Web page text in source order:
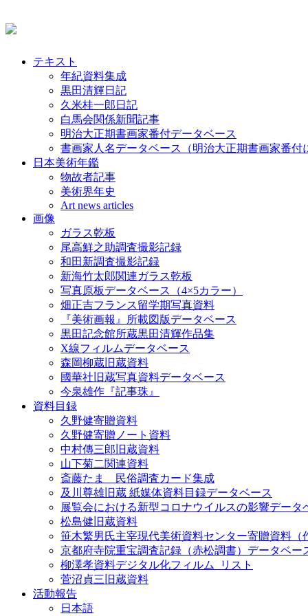
テキスト
年紀資料集成
黒田清輝日記
久米桂一郎日記
白馬会関係新聞記事
明治大正期書画家番付データベース
書画家人名データベース（明治大正期書画家番付
日本美術年鑑
物故者記事
美術界年史
Art news articles
画像
ガラス乾板
尾高鮮之助調査撮影記録
和田新調査撮影記録
新海竹太郎関連ガラス乾板
写真原板データベース（4×5カラー）
畑正吉フランス留学期写真資料
『美術画報』所載図版データベース
黒田記念館所蔵黒田清輝作品集
X線フィルムデータベース
森岡柳蔵旧蔵資料
國華社旧蔵写真資料データベース
今泉雄作『記事珠』
資料目録
久野健寄贈資料
久野健寄贈ノート資料
中村傳三郎旧蔵資料
山下菊二関連資料
斎藤たま 民俗調査カード集成
及川尊雄旧蔵 紙媒体資料目録データベース
展覧会における新型コロナウイルスの影響データ
松島健旧蔵資料
笹木繁男氏主宰現代美術資料センター寄贈資料（
京都府寺院重宝調査記録（赤松調書）データベー
柳澤孝資料デジタル化フィルム_リスト
菅沼貞三旧蔵資料
活動報告
日本語